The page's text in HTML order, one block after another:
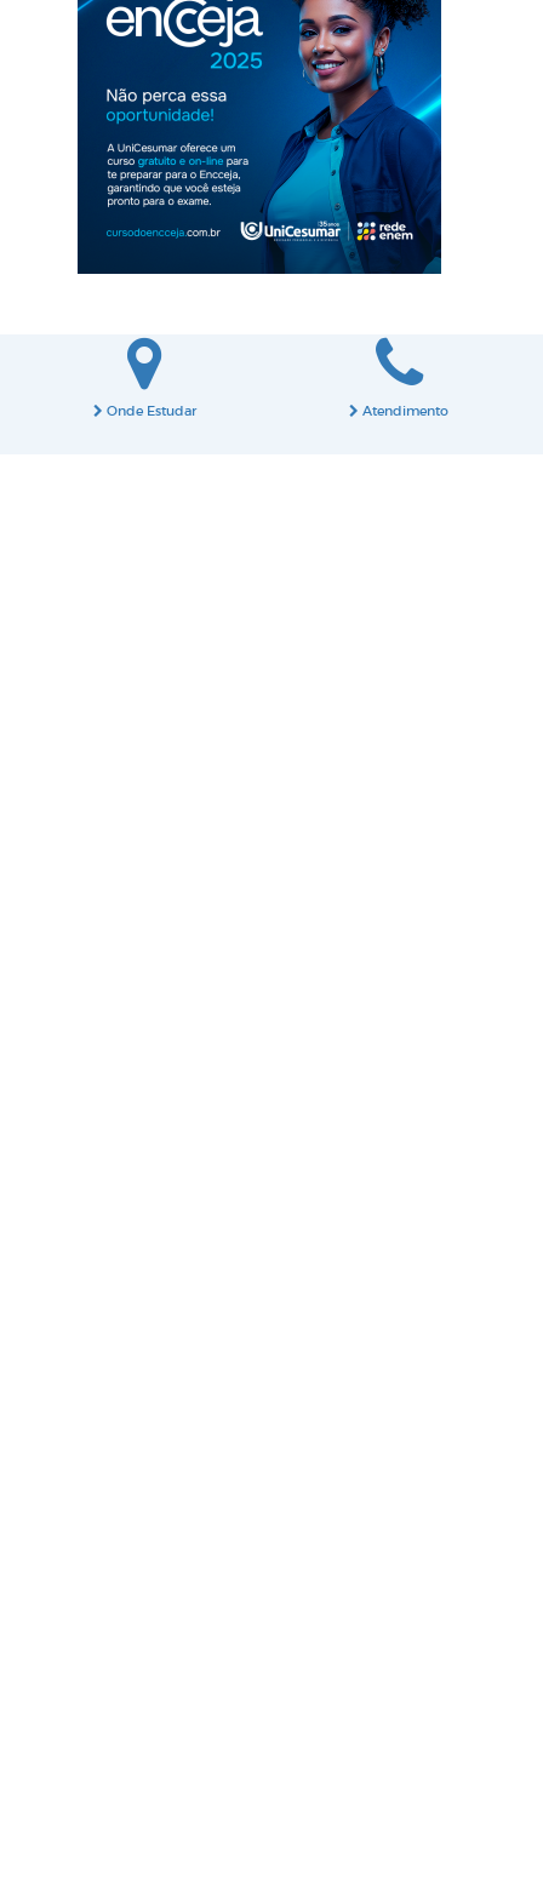
Onde Estudar Atendimento